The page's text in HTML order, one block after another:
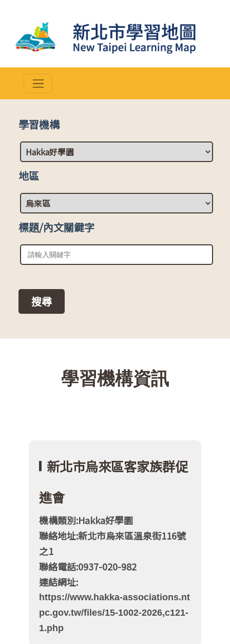
學習機構
地區
標題/內文關鍵字
學習機構資訊
新北市烏來區客家族群促
進會
機構類別:Hakka好學園
聯絡地址:新北市烏來區溫泉街116號
之1
聯絡電話:0937-020-982
連結網址:
https://www.hakka-associations.nt
pc.gov.tw/files/15-1002-2026,c121-
1.php